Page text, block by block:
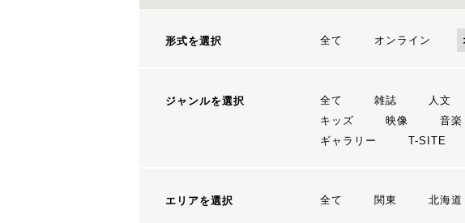
形式を選択 全て オンライン
ジャンルを選択 全て 雑誌 人文
キッズ
映像 音楽
ギャラリー
T-SITE
エリアを選択 全て 関東 北海道